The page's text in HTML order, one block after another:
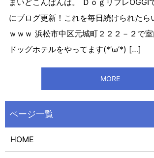
にブログ更新！これを毎日続けられたら
ｗｗｗ 浜松市中区元城町２２２－２で
ドッグホテルをやってます(*’ω’*) […]
MORE
HOME